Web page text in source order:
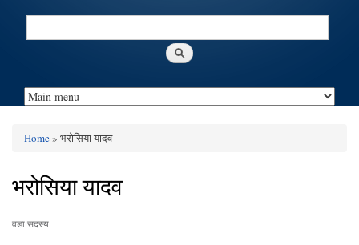
Search
Home» भरोसिया यादव
भरोसिया यादव
वडा सदस्य